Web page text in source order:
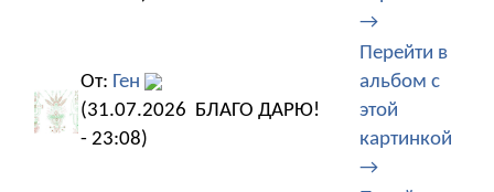
→
От: Ген
(31.07.2026
- 23:08)
БЛАГО ДАРЮ!
Перейти в
альбом с
этой
картинкой
→